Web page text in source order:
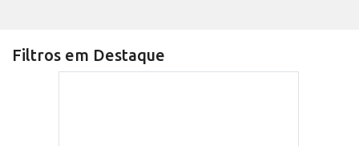
Filtros em Destaque